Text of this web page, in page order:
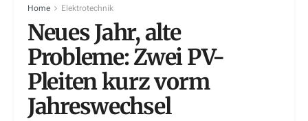
Home Elektrotechnik
Neues Jahr, alte
Probleme: Zwei PV-
Pleiten kurz vorm
Jahreswechsel